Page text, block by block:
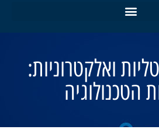
ואלקטרוניות:
הטכנולוגיה